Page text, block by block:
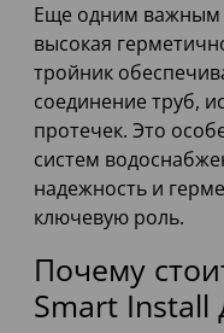
Еще одним важным
высокая
тройник
соединение труб,
протечек. Это
систем
надежность и
ключевую роль.
Почему
Smart